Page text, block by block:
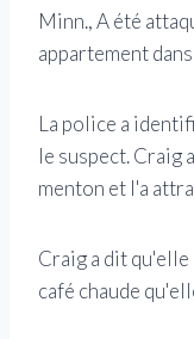
Minn., A été
appartement
La police a
le suspect. Craig
menton et l'a
Craig a dit qu'elle
café chaude